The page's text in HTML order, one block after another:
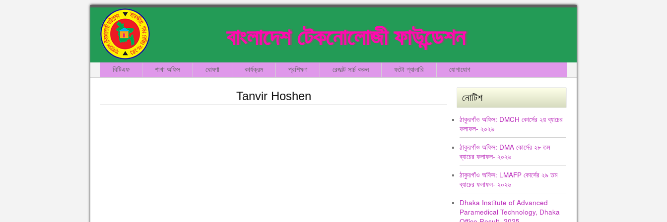
বাংলাদেশ টেকনোলোজী ফাউন্ডেশন
বিটিএফ শাখা অফিস ঘোষণা কার্যক্রম প্রশিক্ষণ রেজাল্ট সার্চ করুন ফটো গ্যালারি যোগাযোগ
Tanvir Hoshen নোটিশ
ঠাকুরগাঁও অফিস: DMCH কোর্সের ২য় ব্যাচের
ফলাফল- ২০২৬
ঠাকুরগাঁও অফিস: DMA কোর্সের ২৮ তম
ব্যাচের ফলাফল- ২০২৬
ঠাকুরগাঁও অফিস: LMAFP কোর্সের ২৯ তম
ব্যাচের ফলাফল- ২০২৬
Dhaka Institute of Advanced
Paramedical Technology, Dhaka